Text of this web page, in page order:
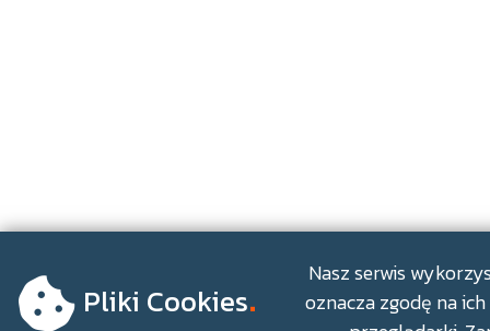
Pliki Cookies.
Nasz serwis
oznacza zgodę na